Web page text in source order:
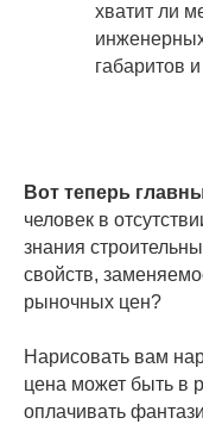
хватит ли
габаритов
Вот теперь
человек в
знания
свойств,
рыночных цен?
Нарисовать вам
цена может быть в
оплачивать